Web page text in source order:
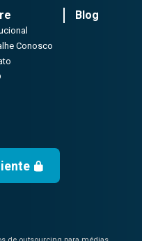
Conosco
Blog